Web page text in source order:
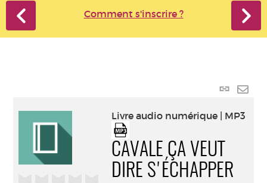
Comment s'inscrire ?
Lien
par
Livre audio numérique | MP3
CAVALE ÇA VEUT
DIRE S'ÉCHAPPER